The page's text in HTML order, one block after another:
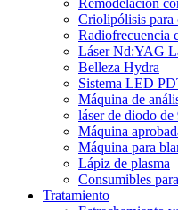
Remodelación
Criolipólisis para
Radiofrecuencia
Láser Nd:YAG
Belleza Hydra
Sistema LED
Máquina de
láser de diodo de
Máquina
Máquina para
Lápiz de plasma
Consumibles
Tratamiento